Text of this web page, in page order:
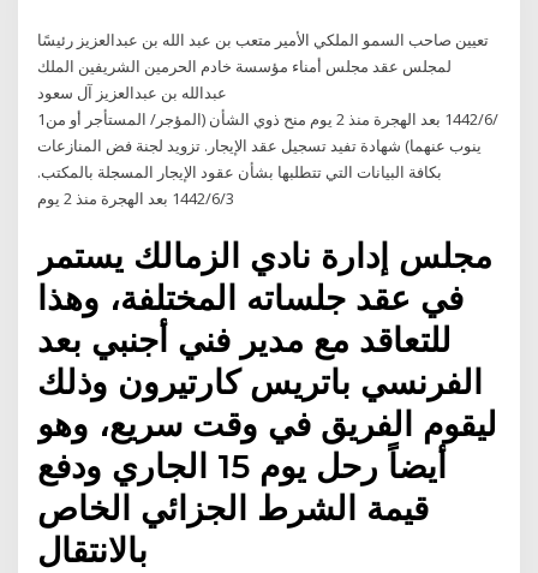
تعيين صاحب السمو الملكي الأمير متعب بن عبد الله بن عبدالعزيز رئيسًا
لمجلس عقد مجلس أمناء مؤسسة خادم الحرمين الشريفين الملك
1‏‏/6‏‏/1442 بعد الهجرة منذ 2 يوم منح ذوي الشأن (المؤجر/ المستأجر أو من
ينوب عنهما) شهادة تفيد تسجيل عقد الإيجار. تزويد لجنة فض المنازعات
بكافة البيانات التي تتطلبها بشأن عقود الإيجار المسجلة بالمكتب.
3‏‏/6‏‏/1442 بعد الهجرة منذ 2 يوم
مجلس إدارة نادي الزمالك يستمر
في عقد جلساته المختلفة، وهذا
للتعاقد مع مدير فني أجنبي بعد
الفرنسي باتريس كارتيرون وذلك
ليقوم الفريق في وقت سريع، وهو
أيضاً رحل يوم 15 الجاري ودفع
قيمة الشرط الجزائي الخاص
بالانتقال